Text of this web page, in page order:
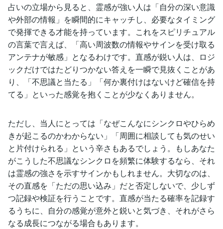
占いの立場から見ると、霊感が強い人は「自分の深い意識
や外部の情報」を瞬間的にキャッチし、必要なタイミング
で発揮できる才能を持っています。これをスピリチュアル
の言葉で言えば、「高い周波数の情報やサインを受け取る
アンテナが敏感」となるわけです。直感が鋭い人は、ロジ
ックだけではたどりつかない答えを一瞬で見抜くことがあ
り、「不思議と当たる」「何か裏付けはないけど確信を持
てる」といった感覚を抱くことが少なくありません。
ただし、当人にとっては「なぜこんなにシンクロやひらめ
きが起こるのかわからない」「周囲に相談しても気のせい
と片付けられる」という辛さもあるでしょう。もしあなた
がこうした不思議なシンクロを頻繁に体験するなら、それ
は霊感の強さを示すサインかもしれません。大切なのは、
その直感を「ただの思い込み」だと否定しないで、少しず
つ記録や検証を行うことです。直感が当たる確率を記録す
るうちに、自分の感覚が意外と鋭いと気づき、それがさら
なる成長につながる場合もあります。